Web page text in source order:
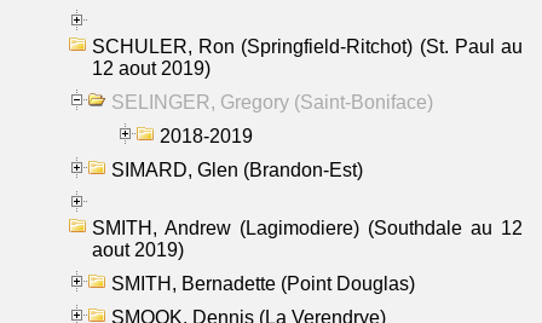
SCHULER, Ron (Springfield-Ritchot) (St. Paul au
12 aout 2019)
SELINGER, Gregory (Saint-Boniface)
2018-2019
SIMARD, Glen (Brandon-Est)
SMITH, Andrew (Lagimodiere) (Southdale au 12
aout 2019)
SMITH, Bernadette (Point Douglas)
SMOOK, Dennis (La Verendrye)